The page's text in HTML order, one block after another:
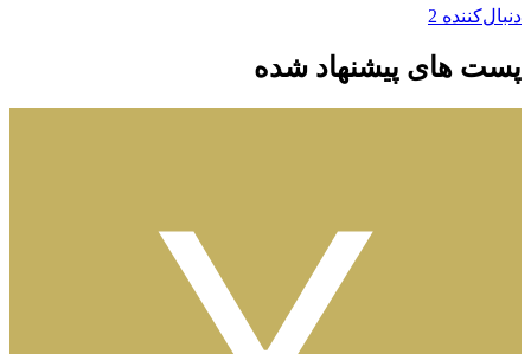
دنبال‌کننده 2
پست های پیشنهاد شده